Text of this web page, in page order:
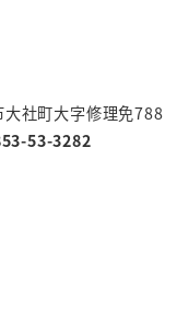
社町大字修理免788
53-3282